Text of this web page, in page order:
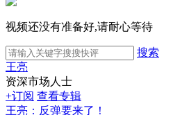
视频还没有准备好,请耐心等待
搜索
王亮
资深市场人士
+订阅 查看专辑
王亮：反弹要来了！